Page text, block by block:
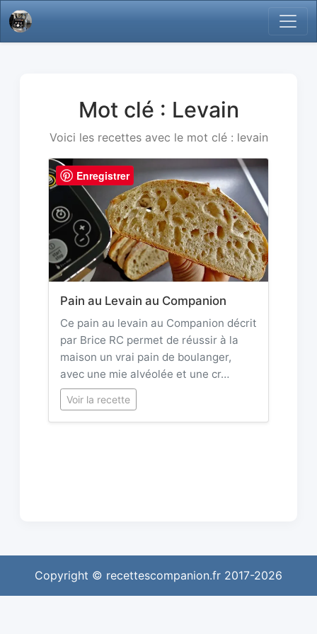
Mot clé : Levain
Voici les recettes avec le mot clé : levain
Pain au Levain au Companion
Ce pain au levain au Companion décrit
par Brice RC permet de réussir à la
maison un vrai pain de boulanger,
avec une mie alvéolée et une cr…
Voir la recette
Copyright © recettescompanion.fr 2017-2026
Enregistrer